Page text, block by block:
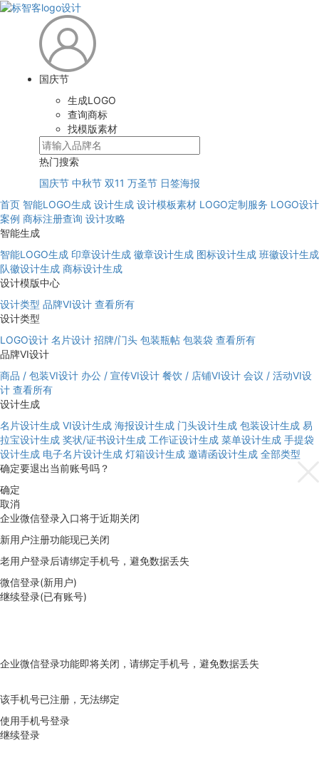
国庆节
生成LOGO
查询商标
找模版素材
热门搜索
国庆节 中秋节 双11 万圣节 日签海报
首页 智能LOGO生成 设计生成 设计模板素材 LOGO定制服务 LOGO设计
案例 商标注册查询 设计攻略
智能生成
智能LOGO生成 印章设计生成 徽章设计生成 图标设计生成 班徽设计生成
队徽设计生成 商标设计生成
设计模版中心
设计类型 品牌VI设计 查看所有
设计类型
LOGO设计 名片设计 招牌/门头 包装瓶帖 包装袋 查看所有
品牌VI设计
商品 / 包装VI设计 办公 / 宣传VI设计 餐饮 / 店铺VI设计 会议 / 活动VI设
计 查看所有
设计生成
名片设计生成 VI设计生成 海报设计生成 门头设计生成 包装设计生成 易
拉宝设计生成 奖状/证书设计生成 工作证设计生成 菜单设计生成 手提袋
设计生成 电子名片设计生成 灯箱设计生成 邀请函设计生成 全部类型
确定要退出当前账号吗？
确定
取消
企业微信登录入口将于近期关闭
新用户注册功能现已关闭
老用户登录后请绑定手机号，避免数据丢失
微信登录(新用户)
继续登录(已有账号)
企业微信登录功能即将关闭，请绑定手机号，避免数据丢失
该手机号已注册，无法绑定
使用手机号登录
继续登录